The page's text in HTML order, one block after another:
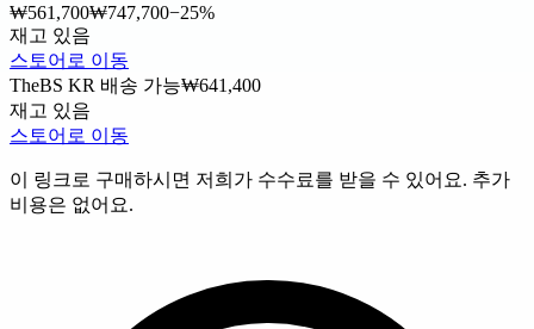
₩561,700₩747,700−25%
재고 있음
스토어로 이동
TheBS KR 배송 가능₩641,400
재고 있음
스토어로 이동
이 링크로 구매하시면 저희가 수수료를 받을 수 있어요. 추가
비용은 없어요.